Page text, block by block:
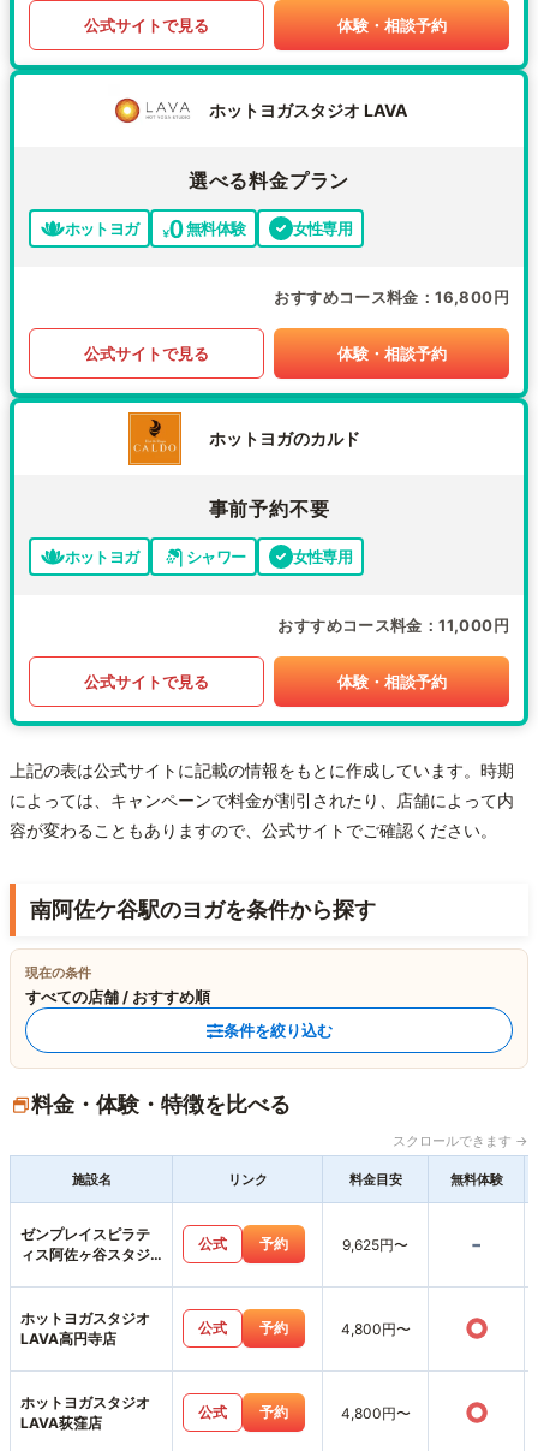
公式サイトで見る 体験・相談予約
ホットヨガスタジオ LAVA
選べる料金プラン
ホットヨガ 無料体験 女性専用
おすすめコース料金 16,800円
公式サイトで見る 体験・相談予約
ホットヨガのカルド
事前予約不要
ホットヨガ シャワー 女性専用
おすすめコース料金 11,000円
公式サイトで見る 体験・相談予約
上記の表は公式サイトに記載の情報をもとに作成しています。時期
によっては、キャンペーンで料金が割引されたり、店舗によって内
容が変わることもありますので、公式サイトでご確認ください。
南阿佐ケ谷駅のヨガを条件から探す
現在の条件
すべての店舗 / おすすめ順
条件を絞り込む
料金・体験・特徴を比べる
スクロールできます →
施設名 リンク 料金目安 無料体験
ゼンプレイスピラテ
ィス阿佐ヶ谷スタジ
公式 予約 9,625円〜 -
ホットヨガスタジオ
LAVA高円寺店
公式 予約 4,800円〜 ○
ホットヨガスタジオ
LAVA荻窪店
公式 予約 4,800円〜 ○